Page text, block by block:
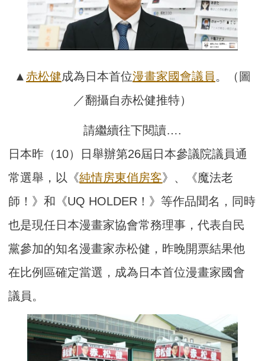
▲ 赤松健成為日本首位漫畫家國會議員 。（圖
／翻攝自赤松健推特）
請繼續往下閱讀….
日本昨（10）日舉辦第26屆日本參議院議員通
常選舉，以《純情房東俏房客》、《魔法老
師！》和《UQ HOLDER！》等作品聞名，同時
也是現任日本漫畫家協會常務理事，代表自民
黨參加的知名漫畫家赤松健，昨晚開票結果他
在比例區確定當選，成為日本首位漫畫家國會
議員。